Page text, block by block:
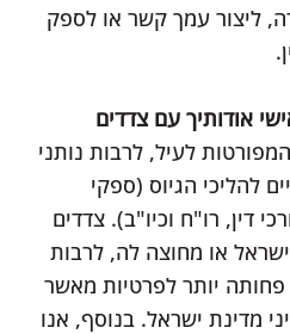
ליצור עמך קשר או לספק
אודותיך עם צדדים
לעיל, לרבות נותני
להליכי הגיוס (ספקי
דין, רו"ח וכיו"ב). צדדים
או מחוצה לה, לרבות
יותר לפרטיות מאשר
מדינת ישראל. בנוסף, אנו